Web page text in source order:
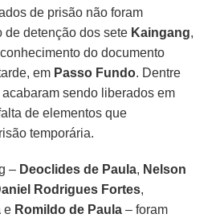
de prisão não foram
de detenção dos sete Kaingang,
do documento
em Passo Fundo. Dentre
sendo liberados em
de elementos que
temporária.
– Deoclides de Paula, Nelson
Rodrigues Fortes,
e Romildo de Paula – foram